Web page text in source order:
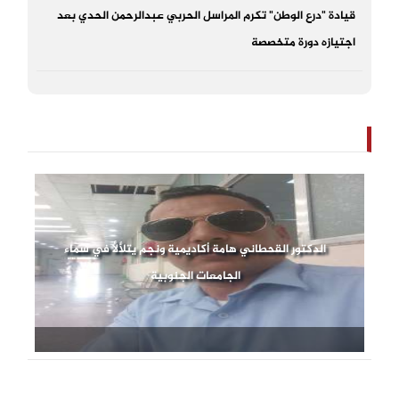
قيادة "درع الوطن" تكرم المراسل الحربي عبدالرحمن الحدي بعد
اجتيازه دورة متخصصة
الدكتور القحطاني هامة أكاديمية ونجم يتلألأ في سماء
الجامعات الجنوبية